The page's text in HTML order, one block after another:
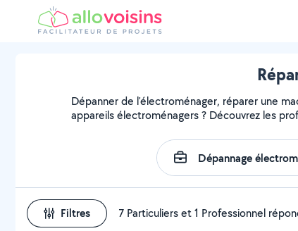
Dépanner de l'électroménager, réparer une
appareils électroménagers ? Découvrez les
Filtres 7 Particuliers et 1 Professionnel